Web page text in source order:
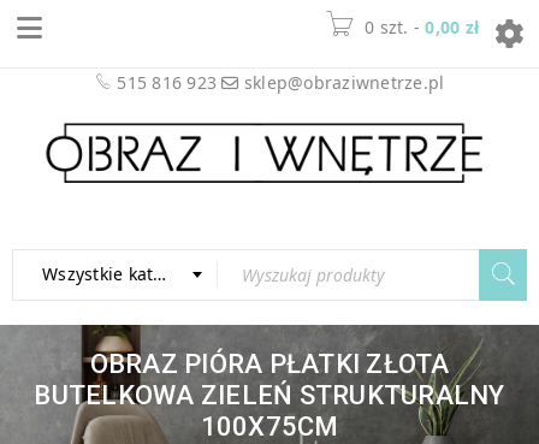
515 816 923 sklep@obraziwnetrze.pl
0 - 0,00 zł
Wszystkie kategorie
OBRAZ PIÓRA PŁATKI ZŁOTA
BUTELKOWA ZIELEŃ STRUKTURALNY
100X75CM